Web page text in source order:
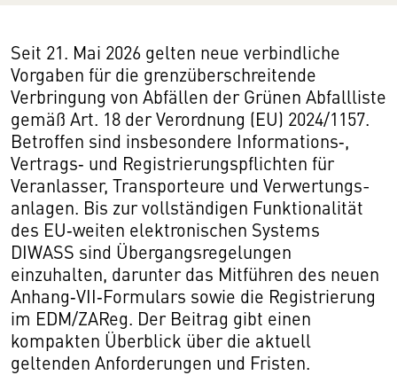
Seit 21. Mai 2026 gelten neue verbindliche
Vorgaben für die grenz­über­schrei­tende
Verbringung von Abfällen der Grünen Abfallliste
gemäß Art. 18 der Verordnung (EU) 2024/1157.
Betroffen sind insbesondere Informations‑,
Vertrags‑ und Registrierungspflichten für
Veranlasser, Transporteure und Verwertungs­
an­lagen. Bis zur vollständigen Funktionalität
des EU‑weiten elektronischen Systems
DIWASS sind Übergangsregelungen
einzuhalten, darunter das Mitführen des neuen
Anhang‑VII‑Formulars sowie die Registrierung
im EDM/ZAReg. Der Beitrag gibt einen
kompakten Überblick über die aktuell
geltenden Anforderungen und Fristen.